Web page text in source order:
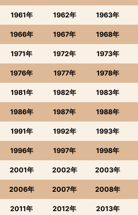
1961年 1962年 1963年
1966年 1967年 1968年
1971年 1972年 1973年
1976年 1977年 1978年
1981年 1982年 1983年
1986年 1987年 1988年
1991年 1992年 1993年
1996年 1997年 1998年
2001年 2002年 2003年
2006年 2007年 2008年
2011年 2012年 2013年